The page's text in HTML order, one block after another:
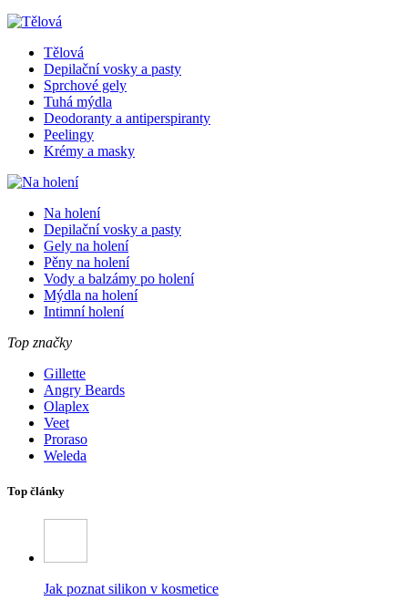
Tělová
Depilační vosky a pasty
Sprchové gely
Tuhá mýdla
Deodoranty a antiperspiranty
Peelingy
Krémy a masky
Na holení
Depilační vosky a pasty
Gely na holení
Pěny na holení
Vody a balzámy po holení
Mýdla na holení
Intimní holení
Top značky
Gillette
Angry Beards
Olaplex
Veet
Proraso
Weleda
Top články
Jak poznat silikon v kosmetice